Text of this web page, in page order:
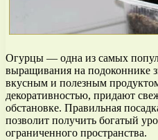
Огурцы — одна из самых
выращивания на подоконнике
вкусным и полезным
декоративностью, придают
обстановке. Правильная
позволит получить богатый
ограниченного пространства.